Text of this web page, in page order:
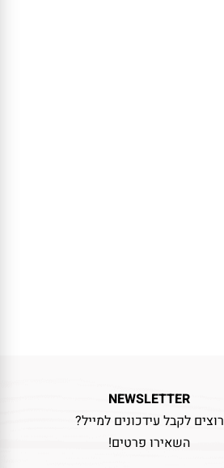
NEWSLETTER
רוצים לקבל עידכונים למייל?
השאירו פרטים!